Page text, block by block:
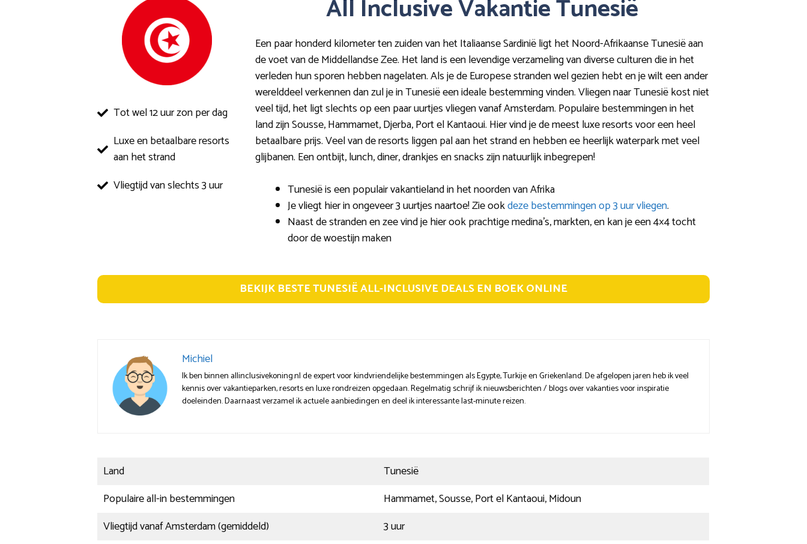
Tot wel 12 uur zon per dag
Luxe en betaalbare resorts
aan het strand
Vliegtijd van slechts 3 uur
All Inclusive Vakantie Tunesië
Een paar honderd kilometer ten zuiden van het Italiaanse Sardinië ligt het Noord-Afrikaanse Tunesië aan
de voet van de Middellandse Zee. Het land is een levendige verzameling van diverse culturen die in het
verleden hun sporen hebben nagelaten. Als je de Europese stranden wel gezien hebt en je wilt een ander
werelddeel verkennen dan zul je in Tunesië een ideale bestemming vinden. Vliegen naar Tunesië kost niet
veel tijd, het ligt slechts op een paar uurtjes vliegen vanaf Amsterdam. Populaire bestemmingen in het
land zijn Sousse, Hammamet, Djerba, Port el Kantaoui. Hier vind je de meest luxe resorts voor een heel
betaalbare prijs. Veel van de resorts liggen pal aan het strand en hebben ee heerlijk waterpark met veel
glijbanen. Een ontbijt, lunch, diner, drankjes en snacks zijn natuurlijk inbegrepen!
Tunesië is een populair vakantieland in het noorden van Afrika
Je vliegt hier in ongeveer 3 uurtjes naartoe! Zie ookdeze bestemmingen op 3 uur vliegen.
Naast de stranden en zee vind je hier ook prachtige medina’s, markten, en kan je een 4×4 tocht
door de woestijn maken
BEKIJK BESTE TUNESIË ALL-INCLUSIVE DEALS EN BOEK ONLINE
Michiel
Ik ben binnen allinclusivekoning.nl de expert voor kindvriendelijke bestemmingen als Egypte, Turkije en Griekenland. De afgelopen jaren heb ik veel
kennis over vakantieparken, resorts en luxe rondreizen opgedaan. Regelmatig schrijf ik nieuwsberichten / blogs over vakanties voor inspiratie
doeleinden. Daarnaast verzamel ik actuele aanbiedingen en deel ik interessante last-minute reizen.
Land
Tunesië
Populaire all-in bestemmingen
Hammamet, Sousse, Port el Kantaoui, Midoun
Vliegtijd vanaf Amsterdam (gemiddeld)
3 uur